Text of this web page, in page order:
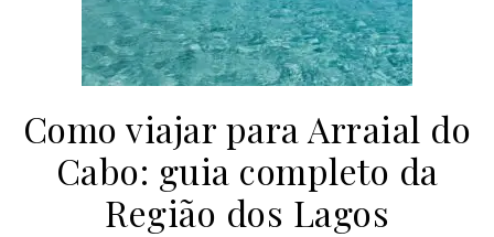
Como viajar para Arraial do
Cabo: guia completo da
Região dos Lagos